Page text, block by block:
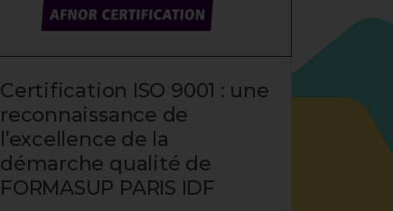
Certification ISO 9001 : une
reconnaissance de
l’excellence de la
démarche qualité de
FORMASUP PARIS IDF